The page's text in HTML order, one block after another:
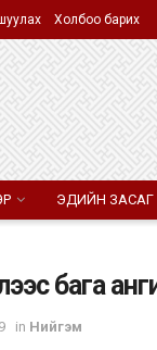
Холбоо барих
ЭДИЙН ЗАСАГ
бага
in Нийгэм